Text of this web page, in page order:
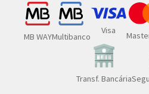
MB WAYMultibanco
Visa
Transf. Bancária